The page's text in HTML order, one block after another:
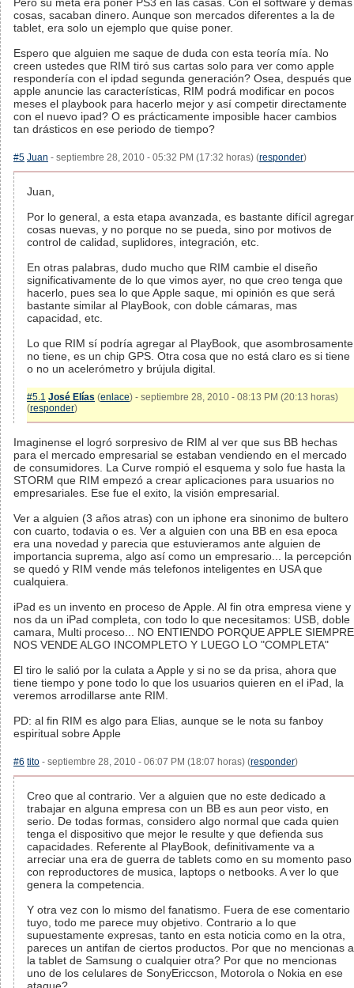
cosas, sacaban dinero. Aunque son mercados diferentes a la de
tablet, era solo un ejemplo que quise poner.
Espero que alguien me saque de duda con esta teoría mía. No
creen ustedes que RIM tiró sus cartas solo para ver como apple
respondería con el ipdad segunda generación? Osea, después que
apple anuncie las características, RIM podrá modificar en pocos
meses el playbook para hacerlo mejor y así competir directamente
con el nuevo ipad? O es prácticamente imposible hacer cambios
tan drásticos en ese periodo de tiempo?
#5 Juan - septiembre 28, 2010 - 05:32 PM (17:32 horas) (responder)
Juan,
Por lo general, a esta etapa avanzada, es bastante difícil agregar
cosas nuevas, y no porque no se pueda, sino por motivos de
control de calidad, suplidores, integración, etc.
En otras palabras, dudo mucho que RIM cambie el diseño
significativamente de lo que vimos ayer, no que creo tenga que
hacerlo, pues sea lo que Apple saque, mi opinión es que será
bastante similar al PlayBook, con doble cámaras, mas
capacidad, etc.
Lo que RIM sí podría agregar al PlayBook, que asombrosamente
no tiene, es un chip GPS. Otra cosa que no está claro es si tiene
o no un acelerómetro y brújula digital.
#5.1 José Elías (enlace) - septiembre 28, 2010 - 08:13 PM (20:13 horas)
(responder)
Imaginense el logró sorpresivo de RIM al ver que sus BB hechas
para el mercado empresarial se estaban vendiendo en el mercado
de consumidores. La Curve rompió el esquema y solo fue hasta la
STORM que RIM empezó a crear aplicaciones para usuarios no
empresariales. Ese fue el exito, la visión empresarial.
Ver a alguien (3 años atras) con un iphone era sinonimo de bultero
con cuarto, todavia o es. Ver a alguien con una BB en esa epoca
era una novedad y parecia que estuvieramos ante alguien de
importancia suprema, algo así como un empresario... la percepción
se quedó y RIM vende más telefonos inteligentes en USA que
cualquiera.
iPad es un invento en proceso de Apple. Al fin otra empresa viene y
nos da un iPad completa, con todo lo que necesitamos: USB, doble
camara, Multi proceso... NO ENTIENDO PORQUE APPLE SIEMPRE
NOS VENDE ALGO INCOMPLETO Y LUEGO LO "COMPLETA"
El tiro le salió por la culata a Apple y si no se da prisa, ahora que
tiene tiempo y pone todo lo que los usuarios quieren en el iPad, la
veremos arrodillarse ante RIM.
PD: al fin RIM es algo para Elias, aunque se le nota su fanboy
espiritual sobre Apple
#6 tito - septiembre 28, 2010 - 06:07 PM (18:07 horas) (responder)
Creo que al contrario. Ver a alguien que no este dedicado a
trabajar en alguna empresa con un BB es aun peor visto, en
serio. De todas formas, considero algo normal que cada quien
tenga el dispositivo que mejor le resulte y que defienda sus
capacidades. Referente al PlayBook, definitivamente va a
arreciar una era de guerra de tablets como en su momento paso
con reproductores de musica, laptops o netbooks. A ver lo que
genera la competencia.
Y otra vez con lo mismo del fanatismo. Fuera de ese comentario
tuyo, todo me parece muy objetivo. Contrario a lo que
supuestamente expresas, tanto en esta noticia como en la otra,
pareces un antifan de ciertos productos. Por que no mencionas a
la tablet de Samsung o cualquier otra? Por que no mencionas
uno de los celulares de SonyEriccson, Motorola o Nokia en ese